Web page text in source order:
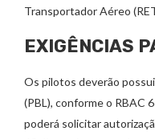
Transportador Aéreo
EXIGÊNCIAS
Os pilotos deverão
(PBL), conforme o RBAC
poderá solicitar